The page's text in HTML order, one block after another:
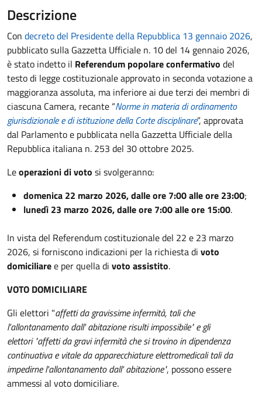
Descrizione
Con decreto del Presidente della Repubblica 13 gennaio 2026,
pubblicato sulla Gazzetta Ufficiale n. 10 del 14 gennaio 2026,
è stato indetto il Referendum popolare confermativo del
testo di legge costituzionale approvato in seconda votazione a
maggioranza assoluta, ma inferiore ai due terzi dei membri di
ciascuna Camera, recante “Norme in materia di ordinamento
giurisdizionale e di istituzione della Corte disciplinare”, approvata
dal Parlamento e pubblicata nella Gazzetta Ufficiale della
Repubblica italiana n. 253 del 30 ottobre 2025.
Leoperazioni di voto si svolgeranno:
domenica 22 marzo 2026, dalle ore 7:00 alle ore 23:00;
lunedì 23 marzo 2026, dalle ore 7:00 alle ore 15:00.
In vista del Referendum costituzionale del 22 e 23 marzo
2026, si forniscono indicazioni per la richiesta di voto
domiciliaree per quella di voto assistito.
VOTO DOMICILIARE
Gli elettori "affetti da gravissime infermità, tali che
l'allontanamento dall' abitazione risulti impossibile" e gli
elettori "affetti da gravi infermità che si trovino in dipendenza
continuativa e vitale da apparecchiature elettromedicali tali da
impedirne l'allontanamento dall' abitazione", possono essere
ammessi al voto domiciliare.